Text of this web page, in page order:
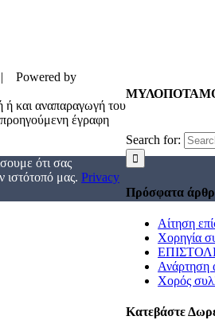
Search for:
Πρόσφατα
Αίτηση
Χορηγία
Ανάρτηση
Χορός
Κατεβάστε
Powered by
ή και αναπαραγωγή του
προηγούμενη έγραφη
ότι σας
ιστότοπό μας. Privacy